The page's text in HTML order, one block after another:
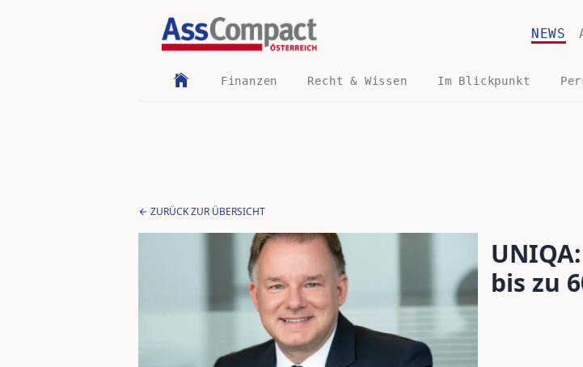
NEWS
Finanzen Recht & Wissen Im Blickpunkt
ZURÜCK ZUR ÜBERSICHT
bis zu